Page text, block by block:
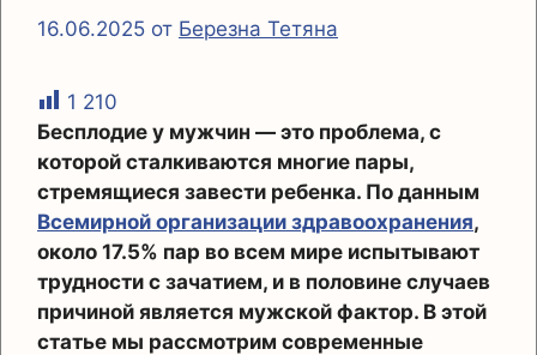
16.06.2025 от Березна Тетяна
1 210
Бесплодие у мужчин — это проблема, с
которой сталкиваются многие пары,
стремящиеся завести ребенка. По данным
Всемирной организации здравоохранения,
около 17.5% пар во всем мире испытывают
трудности с зачатием, и в половине случаев
причиной является мужской фактор. В этой
статье мы рассмотрим современные